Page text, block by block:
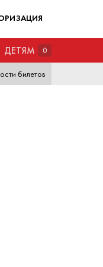
ДЕТЯМ 0
билетов